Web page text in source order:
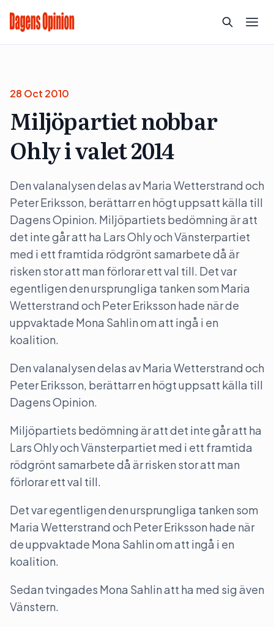
28 Oct 2010
Miljöpartiet nobbar
Ohly i valet 2014
Den valanalysen delas av Maria Wetterstrand och
Peter Eriksson, berättarr en högt uppsatt källa till
Dagens Opinion. Miljöpartiets bedömning är att
det inte går att ha Lars Ohly och Vänsterpartiet
med i ett framtida rödgrönt samarbete då är
risken stor att man förlorar ett val till. Det var
egentligen den ursprungliga tanken som Maria
Wetterstrand och Peter Eriksson hade när de
uppvaktade Mona Sahlin om att ingå i en
koalition.
Den valanalysen delas av Maria Wetterstrand och
Peter Eriksson, berättarr en högt uppsatt källa till
Dagens Opinion.
Miljöpartiets bedömning är att det inte går att ha
Lars Ohly och Vänsterpartiet med i ett framtida
rödgrönt samarbete då är risken stor att man
förlorar ett val till.
Det var egentligen den ursprungliga tanken som
Maria Wetterstrand och Peter Eriksson hade när
de uppvaktade Mona Sahlin om att ingå i en
koalition.
Sedan tvingades Mona Sahlin att ha med sig även
Vänstern.